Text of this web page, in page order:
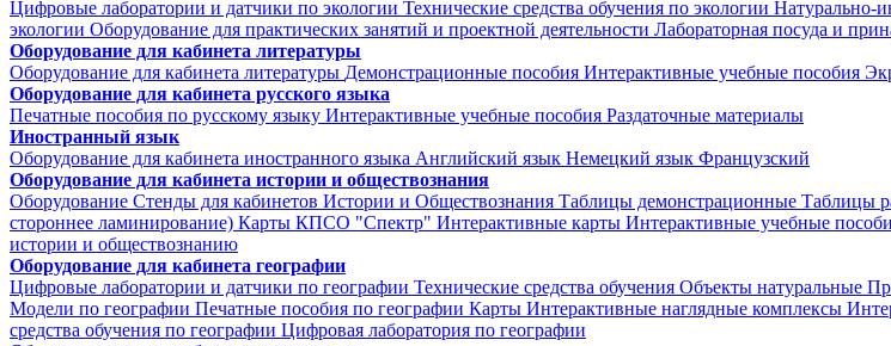
Цифровые лаборатории и датчики по экологии Технические средства обучения по экологии Натурально-
экологии Оборудование для практических занятий и проектной деятельности Лабораторная посуда и
Оборудование для кабинета литературы
Оборудование для кабинета литературы Демонстрационные пособия Интерактивные учебные пособия
Оборудование для кабинета русского языка
Печатные пособия по русскому языку Интерактивные учебные пособия Раздаточные материалы
Иностранный язык
Оборудование для кабинета иностранного языка Английский язык Немецкий язык Французский
Оборудование для кабинета истории и обществознания
Оборудование Стенды для кабинетов Истории и Обществознания Таблицы демонстрационные Таблицы
стороннее ламинирование) Карты КПСО "Спектр" Интерактивные карты Интерактивные учебные
истории и обществознанию
Оборудование для кабинета географии
Цифровые лаборатории и датчики по географии Технические средства обучения Объекты натуральные
Модели по географии Печатные пособия по географии Карты Интерактивные наглядные комплексы
средства обучения по географии Цифровая лаборатория по географии